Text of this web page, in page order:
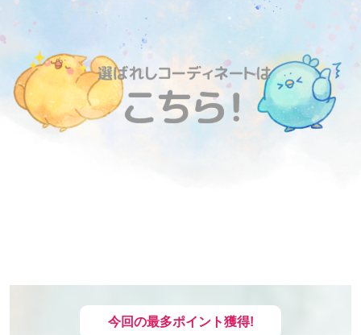
今回の最多ポイント獲得!